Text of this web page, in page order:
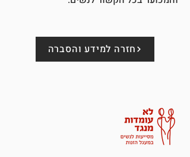
חזרה למידע והסברה